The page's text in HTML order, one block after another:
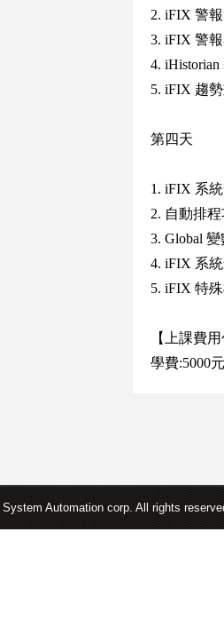
2. iFIX 警
3. iFIX 警
4.
5. iFIX 趨
第四天
1. iFIX 系
2. 自動排
3. Global
4. iFIX 系
5. iFIX 特
【上課費
學費:5000
Automation corp. All rights